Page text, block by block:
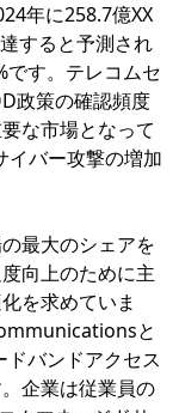
年に258.7億XX
すると予測され
です。テレコムセ
政策の確認頻度
な市場となって
イバー攻撃の増加
最大のシェアを
向上のために主
を求めていま
と
バンドアクセス
企業は従業員の